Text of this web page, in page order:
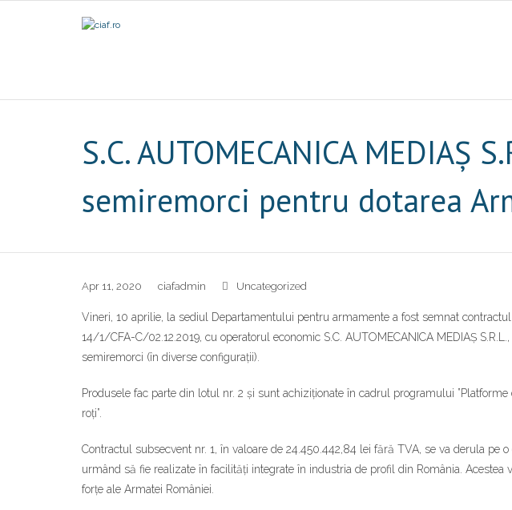
S.C. AUTOMECANICA
semiremorci pentru dotarea
Apr 11, 2020 ciafadmin Uncategorized
Vineri, 10 aprilie, la sediul Departamentului pentru armamente a fost semnat
14/1/CFA-C/02.12.2019, cu operatorul economic S.C. AUTOMECANICA MEDIAȘ
semiremorci (în diverse configurații).
Produsele fac parte din lotul nr. 2 și sunt achiziționate în cadrul programului
roți”.
Contractul subsecvent nr. 1, în valoare de 24.450.442,84 lei fără TVA, se va derula pe
urmând să fie realizate în facilități integrate în industria de profil din România. Acestea
forțe ale Armatei României.